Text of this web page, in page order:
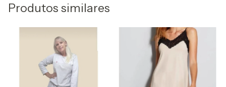
Produtos similares